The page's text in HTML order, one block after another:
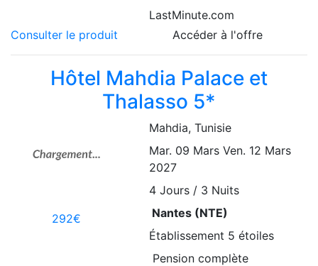
LastMinute.com
Consulter le produit
Accéder à l'offre
Hôtel Mahdia Palace et
Thalasso 5*
292€
Mahdia, Tunisie
Mar. 09 Mars Ven. 12 Mars
2027
4Jours / 3 Nuits
Nantes (NTE)
Établissement 5 étoiles
Pension complète